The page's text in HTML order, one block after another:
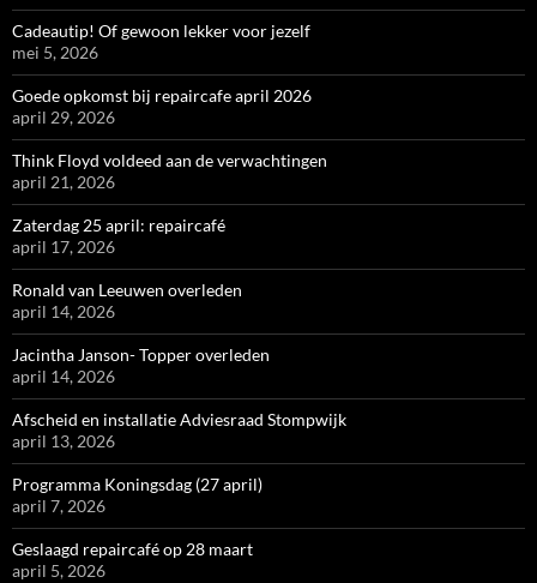
Cadeautip! Of gewoon lekker voor jezelf
mei 5, 2026
Goede opkomst bij repaircafe april 2026
april 29, 2026
Think Floyd voldeed aan de verwachtingen
april 21, 2026
Zaterdag 25 april: repaircafé
april 17, 2026
Ronald van Leeuwen overleden
april 14, 2026
Jacintha Janson- Topper overleden
april 14, 2026
Afscheid en installatie Adviesraad Stompwijk
april 13, 2026
Programma Koningsdag (27 april)
april 7, 2026
Geslaagd repaircafé op 28 maart
april 5, 2026